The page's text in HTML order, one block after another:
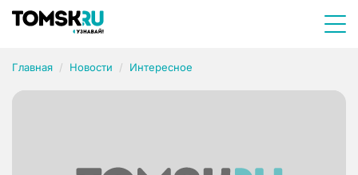
Главная Новости Интересное